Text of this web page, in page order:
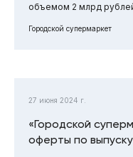
объемом 2 млрд
Городской супермаркет
27 июня 2024 г.
«Городской
оферты по